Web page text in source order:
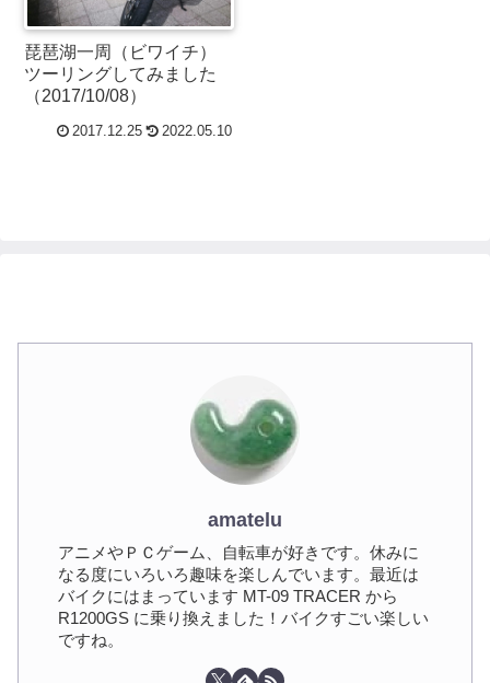
琵琶湖一周（ビワイチ）
ツーリングしてみました
（2017/10/08）
2017.12.25 2022.05.10
amatelu
アニメやＰＣゲーム、自転車が好きです。休みに
なる度にいろいろ趣味を楽しんでいます。最近は
バイクにはまっています MT-09 TRACER から
R1200GS に乗り換えました！バイクすごい楽しい
ですね。